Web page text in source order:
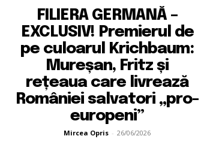
FILIERA GERMANĂ –
EXCLUSIV! Premierul de
pe culoarul Krichbaum:
Mureșan, Fritz și
rețeaua care livrează
României salvatori „pro-
europeni”
Mircea Opris - 26/06/2026